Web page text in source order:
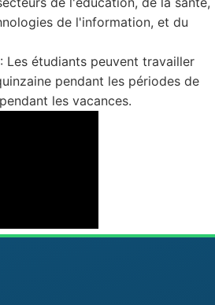
de l'information, et du
Les étudiants peuvent travailler
pendant les périodes de
les vacances.